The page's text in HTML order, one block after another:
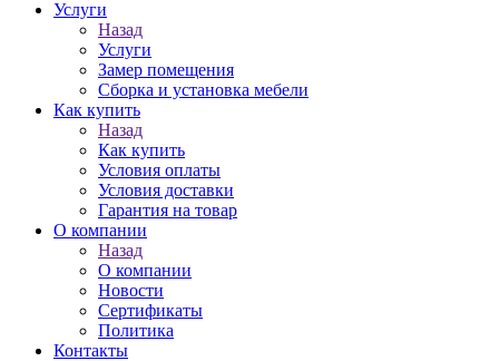
Услуги
Назад
Услуги
Замер помещения
Сборка и установка мебели
Как купить
Назад
Как купить
Условия оплаты
Условия доставки
Гарантия на товар
О компании
Назад
О компании
Новости
Сертификаты
Политика
Контакты